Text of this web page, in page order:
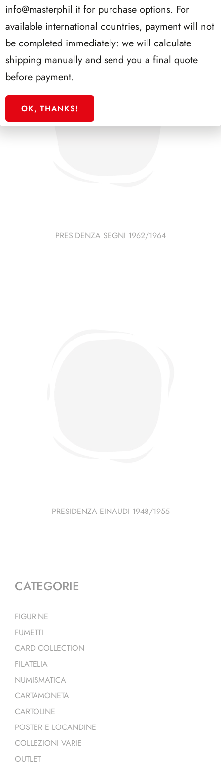
PRESIDENZA SEGNI 1962/1964
PRESIDENZA EINAUDI 1948/1955
CATEGORIE
FIGURINE
FUMETTI
CARD COLLECTION
FILATELIA
NUMISMATICA
CARTAMONETA
CARTOLINE
POSTER E LOCANDINE
COLLEZIONI VARIE
OUTLET
info@masterphil.it for purchase options. For
available international countries, payment will not
be completed immediately: we will calculate
shipping manually and send you a final quote
before payment.
OK, THANKS!